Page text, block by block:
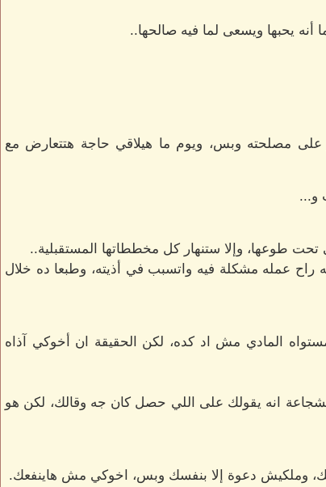
أنه يحبها ويسعى لما فيه صالحها..
مصلحته وبس، ويوم ما هيلاقي حاجة هتتعارض مع
و...
طوعها، وإلا ستنهار كل مخططاتها المستقبلية..
راح عمله مشكلة فيه واتسبب في أذيته، وطبعا ده خلال
المادي مش اد كده، لكن الحقيقة ان أخوكي آذاه
انه يقولك على اللي حصل كان جه وقالك، لكن هو
وملكيش دعوة إلا بنفسك وبس، اخوكي مش هاينفعك.